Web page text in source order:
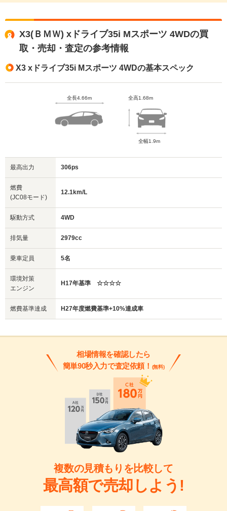
X3(ＢＭＷ) xドライブ35i Mスポーツ 4WDの買
取・売却・査定の参考情報
X3 xドライブ35i Mスポーツ 4WDの基本スペック
全長4.66m 全高1.68m
全幅1.9m
最高出力 306ps
燃費
(JC08モード)
12.1km/L
駆動方式 4WD
排気量 2979cc
乗車定員 5名
環境対策
エンジン
H17年基準 ☆☆☆☆
燃費基準達成 H27年度燃費基準+10%達成車
相場情報を確認したら
簡単90秒入力で査定依頼！ (無料)
複数の見積もりを比較して
最高額で売却しよう!